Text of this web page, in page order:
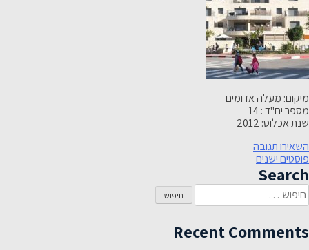
מיקום: מעלה אדומים
מספר יח"ד : 14
שנת אכלוס: 2012
השאירו תגובה
-
ניווט
פוסטים ישנים
Search
חיפוש:
Recent Comments